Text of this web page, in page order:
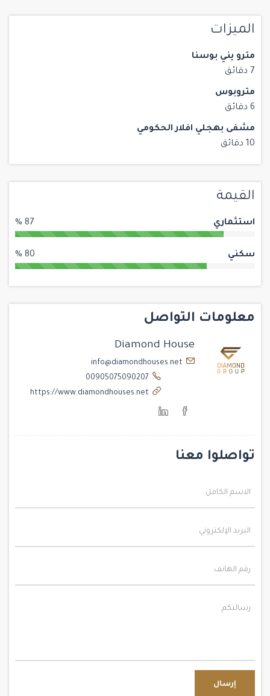
الميزات
مترو يني بوسنا
7 دقائق
متروبوس
6 دقائق
مشفى بهجلي افلار الحكومي
10 دقائق
القيمة
استثماري 87 %
سكني 80 %
معلومات التواصل
Diamond House
info@diamondhouses.net
تواصلوا معنا
إرسال